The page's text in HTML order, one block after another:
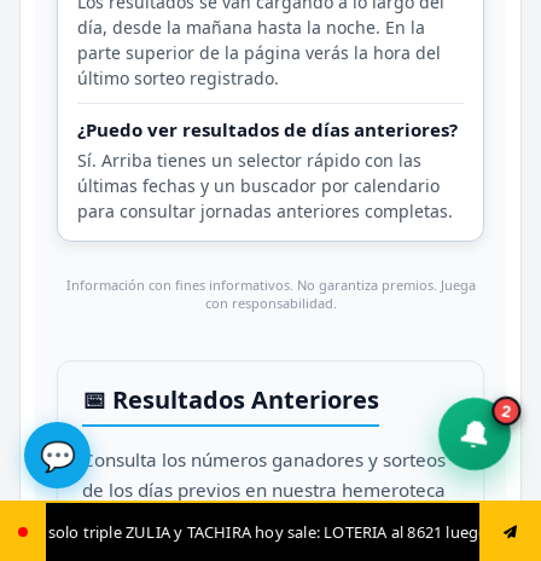
hoy sale: LOTERIA al 8621 luego envía ya: ANIMAL al 8621 jugada
día, desde la mañana hasta la noche. En la
parte superior de la página verás la hora del
último sorteo registrado.
¿Puedo ver resultados de días anteriores?
Sí. Arriba tienes un selector rápido con las
últimas fechas y un buscador por calendario
para consultar jornadas anteriores completas.
Información con fines informativos. No garantiza premios. Juega
con responsabilidad.
📅 Resultados Anteriores
Consulta los números ganadores y sorteos
de los días previos en nuestra hemeroteca
🔔
2
💬